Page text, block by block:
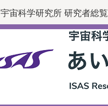
宇宙科学研究所 研究者総覧